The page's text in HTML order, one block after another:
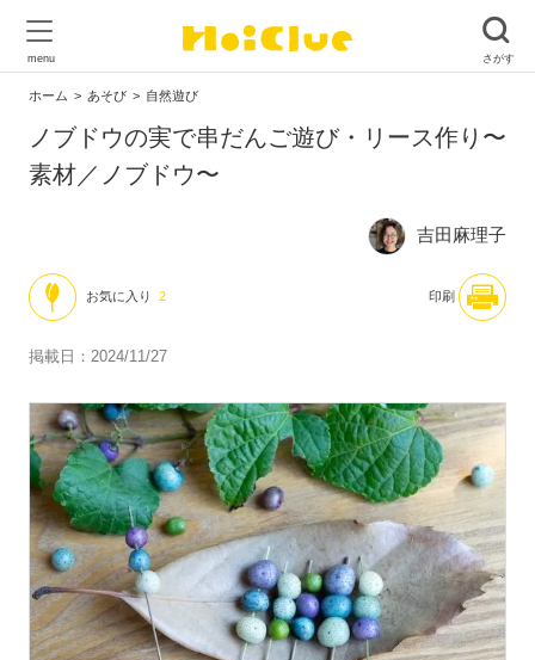
ホーム あそび 自然遊び
ノブドウの実で串だんご遊び・リース作り〜
素材／ノブドウ〜
吉田麻理子
お気に入り 2 印刷
掲載日：2024/11/27